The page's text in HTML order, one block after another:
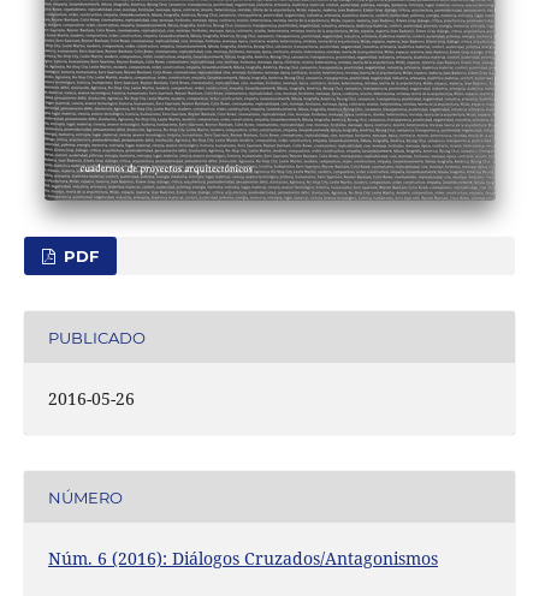
PDF
PUBLICADO
2016-05-26
NÚMERO
Núm. 6 (2016): Diálogos Cruzados/Antagonismos